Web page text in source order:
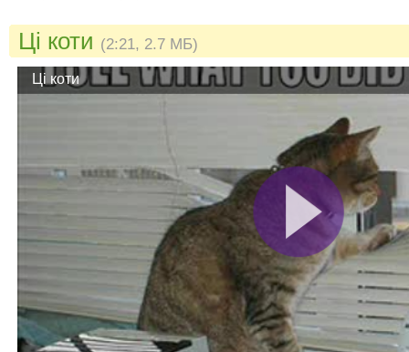
Ці коти (2:21, 2.7 МБ)
Ці коти